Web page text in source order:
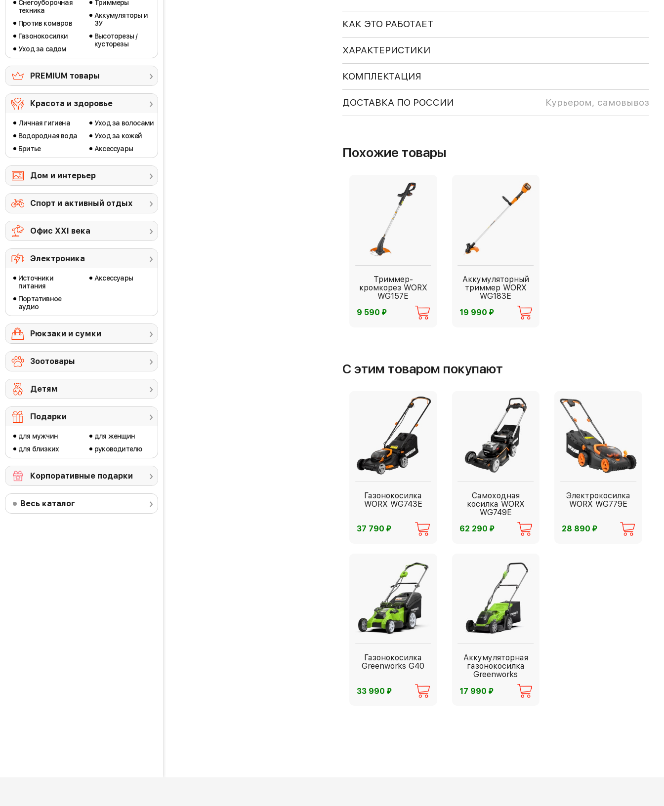
Снегоуборочная
техника
Против комаров
Газонокосилки
Уход за садом
Триммеры
Аккумуляторы и
ЗУ
Высоторезы /
кусторезы
PREMIUM товары
Красота и здоровье
Личная гигиена
Водородная вода
Бритье
Уход за волосами
Уход за кожей
Аксессуары
Дом и интерьер
Спорт и активный отдых
Офис ХХI века
Электроника
Источники
питания
Портативное
аудио
Аксессуары
Рюкзаки и сумки
Зоотовары
Детям
Подарки
для мужчин
для близких
для женщин
руководителю
Корпоративные подарки
Весь каталог
КАК ЭТО РАБОТАЕТ
ХАРАКТЕРИСТИКИ
КОМПЛЕКТАЦИЯ
ДОСТАВКА ПО РОССИИ Курьером, самовывоз
Похожие товары
Триммер-
кромкорез WORX
WG157E
9 590 ⃏
Аккумуляторный
триммер WORX
WG183E
19 990 ⃏
С этим товаром покупают
Газонокосилка
WORX WG743E
37 790 ⃏
Самоходная
косилка WORX
WG749E
62 290 ⃏
Электрокосилка
WORX WG779E
28 890⃏
Газонокосилка
Greenworks G40
33 990 ⃏
Аккумуляторная
газонокосилка
Greenworks
17 990 ⃏